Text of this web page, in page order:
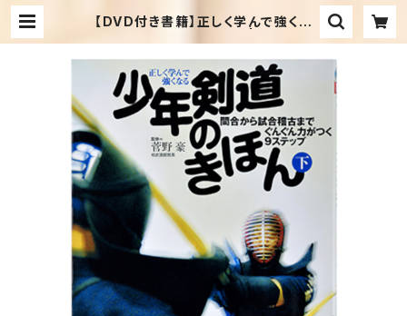
【DVD付き書籍】正しく学んで強くな